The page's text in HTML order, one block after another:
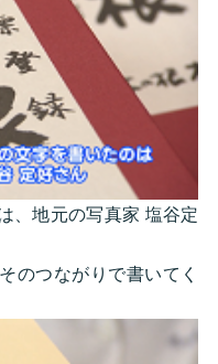
、地元の写真家 塩谷定
のつながりで書いてく